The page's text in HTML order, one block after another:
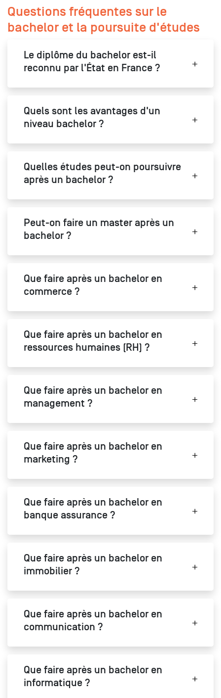
Questions fréquentes sur le
bachelor et la poursuite d'études
Le diplôme du bachelor est-il
reconnu par l'État en France ?
Quels sont les avantages d'un
niveau bachelor ?
Quelles études peut-on poursuivre
après un bachelor ?
Peut-on faire un master après un
bachelor ?
Que faire après un bachelor en
commerce ?
Que faire après un bachelor en
ressources humaines (RH) ?
Que faire après un bachelor en
management ?
Que faire après un bachelor en
marketing ?
Que faire après un bachelor en
banque assurance ?
Que faire après un bachelor en
immobilier ?
Que faire après un bachelor en
communication ?
Que faire après un bachelor en
informatique ?